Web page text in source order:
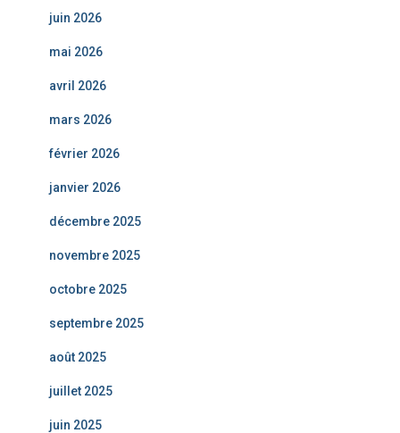
juin 2026
mai 2026
avril 2026
mars 2026
février 2026
janvier 2026
décembre 2025
novembre 2025
octobre 2025
septembre 2025
août 2025
juillet 2025
juin 2025